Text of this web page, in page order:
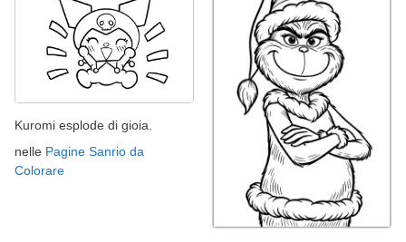
Kuromi esplode di gioia.
nelle Pagine Sanrio da
Colorare